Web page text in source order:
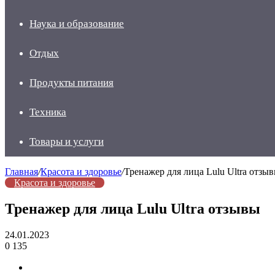
Наука и образование
Отдых
Продукты питания
Техника
Товары и услуги
Главная/Красота и здоровье/Тренажер для лица Lulu Ultra
Красота и здоровье
Тренажер для лица Lulu Ultra отзывы
24.01.2023
0 135